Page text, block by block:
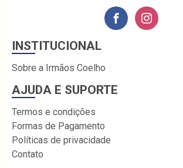
INSTITUCIONAL
Sobre a Irmãos Coelho
AJUDA E SUPORTE
Termos e condições
Formas de Pagamento
Políticas de privacidade
Contato